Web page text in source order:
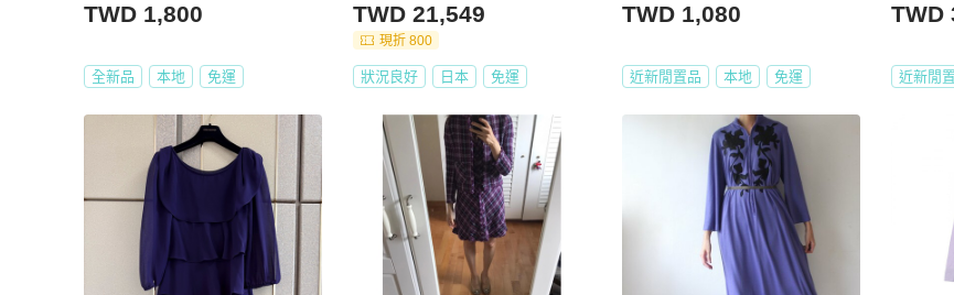
TWD 1,800
全新品 本地 免運
TWD 21,549
現折 800
狀況良好 日本 免運
TWD 1,080
近新閒置品 本地 免運
TWD
近新閒